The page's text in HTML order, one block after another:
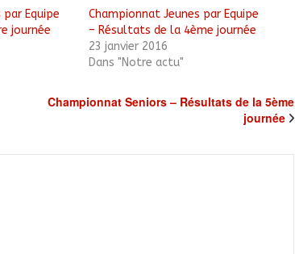
Equipe
journée
Championnat Jeunes par Equipe
– Résultats de la 4ème journée
23 janvier 2016
Dans "Notre actu"
Championnat Seniors – Résultats de la 5ème
journée